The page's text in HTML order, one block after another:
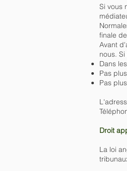
Si vous
finale
Avant
nous.
Dans
Pas
Pas
Droit
La loi